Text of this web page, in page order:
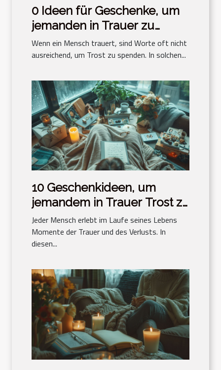
0 Ideen für Geschenke, um
jemanden in Trauer zu
trösten
Wenn ein Mensch trauert, sind Worte oft nicht
ausreichend, um Trost zu spenden. In solchen...
10 Geschenkideen, um
jemandem in Trauer Trost zu
spenden
Jeder Mensch erlebt im Laufe seines Lebens
Momente der Trauer und des Verlusts. In
diesen...